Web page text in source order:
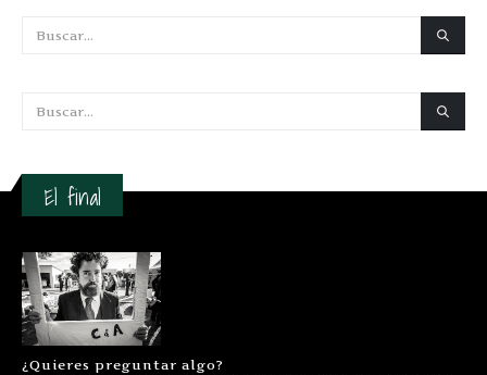
El final
¿Quieres preguntar algo?